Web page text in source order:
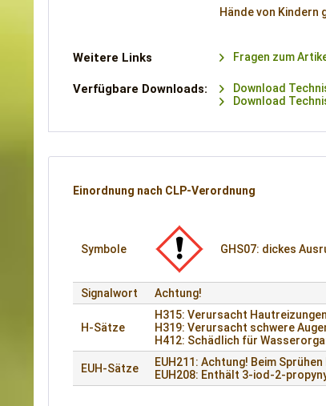
Hände von Kindern
Weitere Links Fragen zum
Verfügbare Downloads:
Download
Download
Einordnung nach CLP-Verordnung
Symbole GHS07: dickes
Signalwort Achtung!
H-Sätze
H315: Verursacht
H319: Verursacht schwere
H412: Schädlich für
EUH-Sätze
EUH211: Achtung! Beim
EUH208: Enthält 3-iod-2-